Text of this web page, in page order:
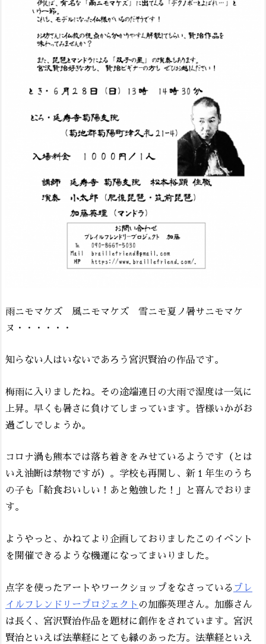
雨ニモマケズ 風ニモマケズ 雪ニモ夏ノ暑サニモマケ
ヌ・・・・・・
知らない人はいないであろう宮沢賢治の作品です。
梅雨に入りましたね。その途端連日の大雨で湿度は一気に
上昇。早くも暑さに負けてしまっています。皆様いかがお
過ごしでしょうか。
コロナ渦も熊本では落ち着きをみせているようです（とは
いえ油断は禁物ですが）。学校も再開し、新１年生のうち
の子も「給食おいしい！あと勉強した！」と喜んでおりま
す。
ようやっと、かねてより企画しておりましたこのイベント
を開催できるような機運になってまいりました。
点字を使ったアートやワークショップをなさっている ブレ
イルフレンドリープロジェクト の加藤英理さん。加藤さん
は長く、宮沢賢治作品を題材に創作をされています。宮沢
賢治といえば法華経にとても縁のあった方。法華経といえ